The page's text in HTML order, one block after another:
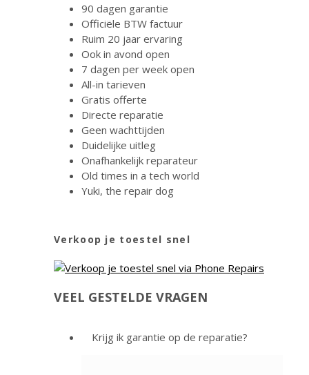
90 dagen garantie
Officiële BTW factuur
Ruim 20 jaar ervaring
Ook in avond open
7 dagen per week open
All-in tarieven
Gratis offerte
Directe reparatie
Geen wachttijden
Duidelijke uitleg
Onafhankelijk reparateur
Old times in a tech world
Yuki, the repair dog
Verkoop je toestel snel
VEEL GESTELDE VRAGEN
Krijg ik garantie op de reparatie?